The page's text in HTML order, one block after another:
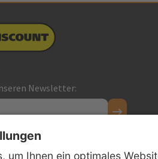
Newsletter: